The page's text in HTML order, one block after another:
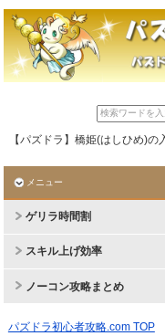
【パズドラ】橋姫(はしひめ)
メニュー
ゲリラ時間割
スキル上げ効率
ノーコン攻略まとめ
パズドラ初心者攻略.com TOP